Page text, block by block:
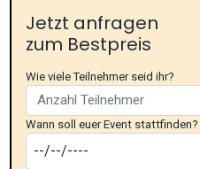
Jetzt anfragen
zum Bestpreis
Wie viele Teilnehmer seid ihr?
Wann soll euer Event stattfinden?